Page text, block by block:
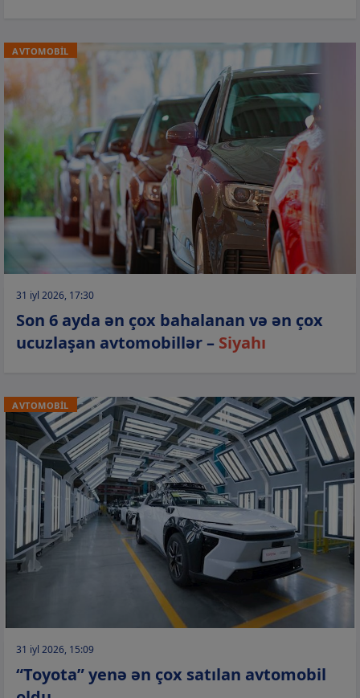
AVTOMOBİL
31 iyl 2026, 17:30
Son 6 ayda ən çox bahalanan və ən çox
ucuzlaşan avtomobillər – Siyahı
AVTOMOBİL
31 iyl 2026, 15:09
“Toyota” yenə ən çox satılan avtomobil